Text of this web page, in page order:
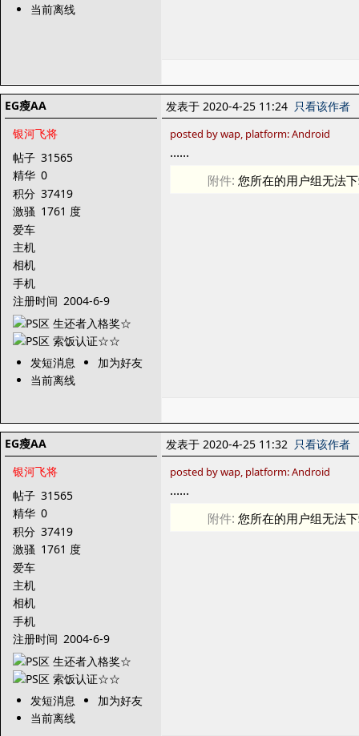
当前离线
EG瘦AA
银河飞将
帖子 31565
精华 0
积分 37419
激骚 1761 度
爱车
主机
相机
手机
注册时间 2004-6-9
发短消息
加为好友
当前离线
发表于 2020-4-25 11:24 只看该作者
posted by wap, platform: Android
……
附件:您所在的用户组无法
EG瘦AA
银河飞将
帖子 31565
精华 0
积分 37419
激骚 1761 度
爱车
主机
相机
手机
注册时间 2004-6-9
发短消息
加为好友
当前离线
发表于 2020-4-25 11:32 只看该作者
posted by wap, platform: Android
……
附件:您所在的用户组无法